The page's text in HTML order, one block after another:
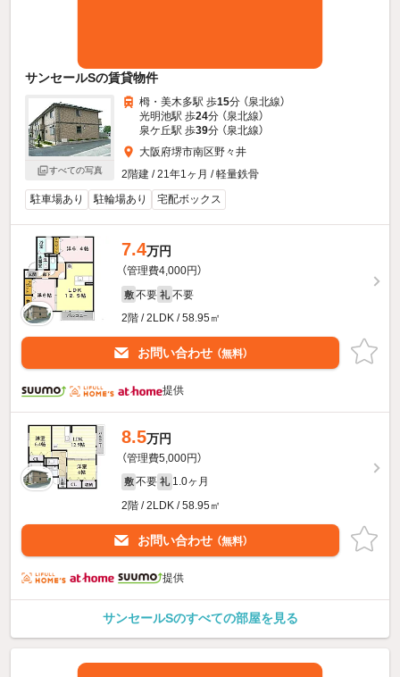
サンセールSの賃貸物件
すべての写真
栂・美木多駅 歩15分 （泉北線）
光明池駅 歩24分 （泉北線）
泉ケ丘駅 歩39分 （泉北線）
大阪府堺市南区野々井
2階建 / 21年1ヶ月 / 軽量鉄骨
駐車場あり
駐輪場あり 宅配ボックス
7.4万円
（管理費4,000円）
敷 不要 礼 不要
2階 / 2LDK / 58.95㎡
お問い合わせ （無料）
提供
8.5万円
（管理費5,000円）
敷 不要 礼 1.0ヶ月
2階 / 2LDK / 58.95㎡
お問い合わせ （無料）
提供
サンセールSのすべての部屋を見る